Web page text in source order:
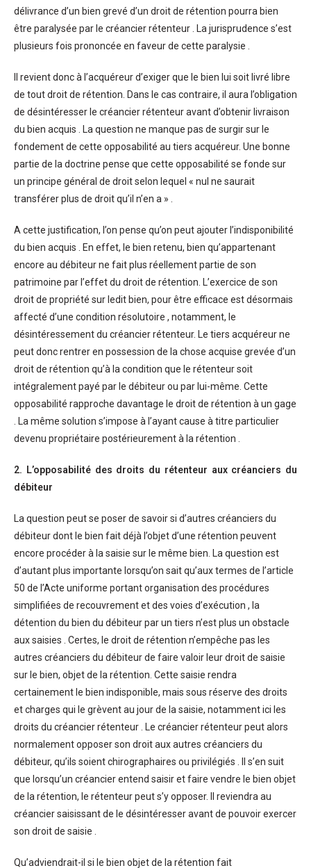
délivrance d’un bien grevé d’un droit de rétention pourra bien
être paralysée par le créancier rétenteur . La jurisprudence s’est
plusieurs fois prononcée en faveur de cette paralysie .
Il revient donc à l’acquéreur d’exiger que le bien lui soit livré libre
de tout droit de rétention. Dans le cas contraire, il aura l’obligation
de désintéresser le créancier rétenteur avant d’obtenir livraison
du bien acquis . La question ne manque pas de surgir sur le
fondement de cette opposabilité au tiers acquéreur. Une bonne
partie de la doctrine pense que cette opposabilité se fonde sur
un principe général de droit selon lequel « nul ne saurait
transférer plus de droit qu’il n’en a » .
A cette justification, l’on pense qu’on peut ajouter l’indisponibilité
du bien acquis . En effet, le bien retenu, bien qu’appartenant
encore au débiteur ne fait plus réellement partie de son
patrimoine par l’effet du droit de rétention. L’exercice de son
droit de propriété sur ledit bien, pour être efficace est désormais
affecté d’une condition résolutoire , notamment, le
désintéressement du créancier rétenteur. Le tiers acquéreur ne
peut donc rentrer en possession de la chose acquise grevée d’un
droit de rétention qu’à la condition que le rétenteur soit
intégralement payé par le débiteur ou par lui-même. Cette
opposabilité rapproche davantage le droit de rétention à un gage
. La même solution s’impose à l’ayant cause à titre particulier
devenu propriétaire postérieurement à la rétention .
2. L’opposabilité des droits du rétenteur aux créanciers du
débiteur
La question peut se poser de savoir si d’autres créanciers du
débiteur dont le bien fait déjà l’objet d’une rétention peuvent
encore procéder à la saisie sur le même bien. La question est
d’autant plus importante lorsqu’on sait qu’aux termes de l’article
50 de l’Acte uniforme portant organisation des procédures
simplifiées de recouvrement et des voies d’exécution , la
détention du bien du débiteur par un tiers n’est plus un obstacle
aux saisies . Certes, le droit de rétention n’empêche pas les
autres créanciers du débiteur de faire valoir leur droit de saisie
sur le bien, objet de la rétention. Cette saisie rendra
certainement le bien indisponible, mais sous réserve des droits
et charges qui le grèvent au jour de la saisie, notamment ici les
droits du créancier rétenteur . Le créancier rétenteur peut alors
normalement opposer son droit aux autres créanciers du
débiteur, qu’ils soient chirographaires ou privilégiés . Il s’en suit
que lorsqu’un créancier entend saisir et faire vendre le bien objet
de la rétention, le rétenteur peut s’y opposer. Il reviendra au
créancier saisissant de le désintéresser avant de pouvoir exercer
son droit de saisie .
Qu’adviendrait-il si le bien objet de la rétention fait